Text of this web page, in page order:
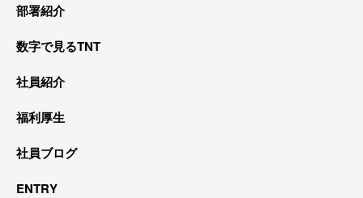
部署紹介
数字で見るTNT
社員紹介
福利厚生
社員ブログ
ENTRY